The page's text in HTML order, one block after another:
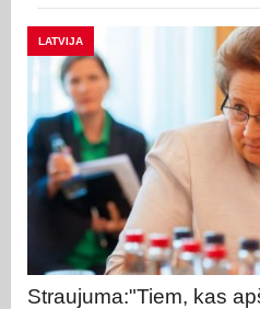
LATVIJA
Straujuma:"Tiem, kas